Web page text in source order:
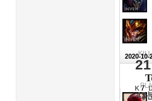
42
2020-10-
K 7